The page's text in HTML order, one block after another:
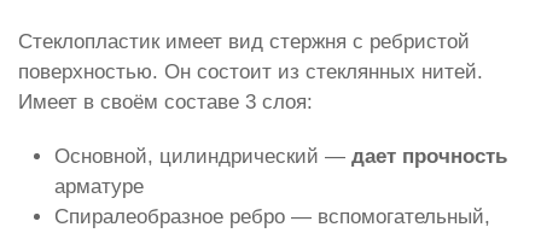
Стеклопластик имеет вид стержня с ребристой
поверхностью. Он состоит из стеклянных нитей.
Имеет в своём составе 3 слоя:
Основной, цилиндрический — дает прочность
арматуре
Спиралеобразное ребро — вспомогательный,